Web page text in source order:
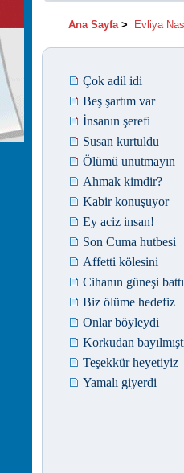
Ana Sayfa> Evliya
Çok adil idi
Beş şartım var
İnsanın şerefi
Susan kurtuldu
Ölümü unutmayın
Ahmak kimdir?
Kabir konuşuyor
Ey aciz insan!
Son Cuma hutbesi
Affetti kölesini
Cihanın güneşi battı
Biz ölüme hedefiz
Onlar böyleydi
Korkudan
Teşekkür heyetiyiz
Yamalı giyerdi